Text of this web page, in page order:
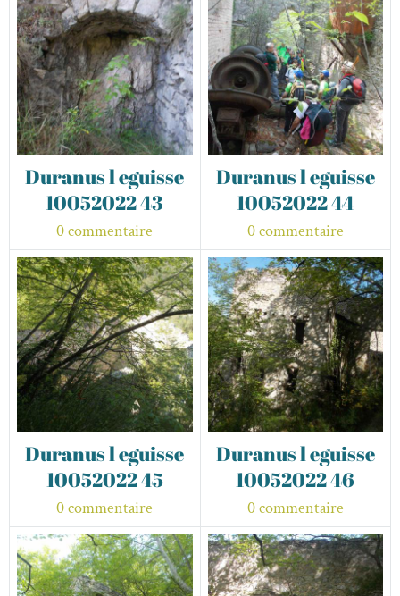
Duranus l eguisse
10052022 43
0 commentaire
Duranus l eguisse
10052022 44
0 commentaire
Duranus l eguisse
10052022 45
0 commentaire
Duranus l eguisse
10052022 46
0 commentaire